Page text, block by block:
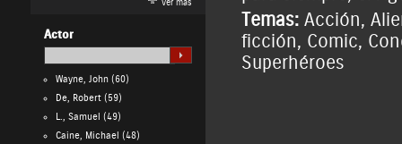
Ver más
Actor
Wayne, John(60)
De, Robert(59)
L., Samuel (49)
Caine, Michael (48)
Temas: Acción,
ficción, Comic,
Superhéroes